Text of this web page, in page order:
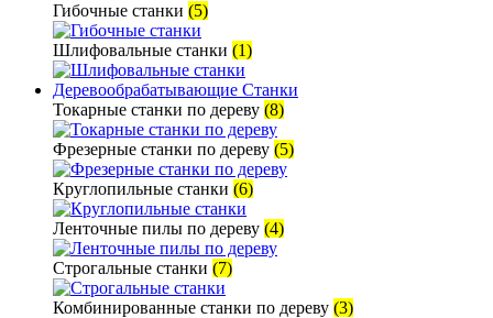
Гибочные станки (5)
Шлифовальные станки (1)
Деревообрабатывающие Станки
Токарные станки по дереву (8)
Фрезерные станки по дереву (5)
Круглопильные станки (6)
Ленточные пилы по дереву (4)
Строгальные станки (7)
Комбинированные станки по дереву (3)